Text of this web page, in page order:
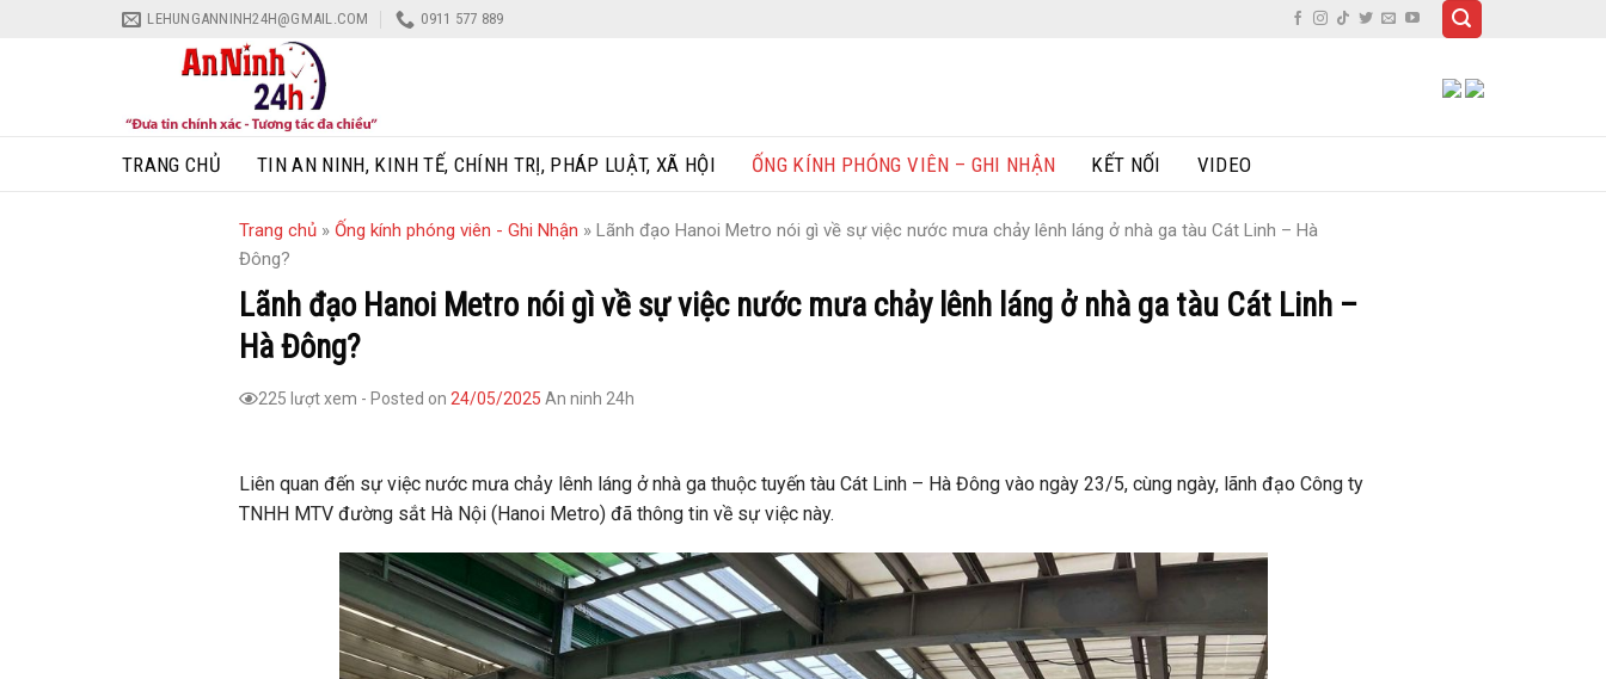
LEHUNGANNINH24H@GMAIL.COM 0911 577 889
TRANG CHỦ TIN AN NINH, KINH TẾ, CHÍNH TRỊ, PHÁP LUẬT, XÃ HỘI ỐNG KÍNH PHÓNG VIÊN – GHI NHẬN KẾT NỐI VIDEO
Trang chủ» Ống kính phóng viên - Ghi Nhận » Lãnh đạo Hanoi Metro nói gì về sự việc nước mưa chảy lênh láng ở nhà ga tàu Cát Linh – Hà
Đông?
Lãnh đạo Hanoi Metro nói gì về sự việc nước mưa chảy lênh láng ở nhà ga tàu Cát Linh –
Hà Đông?
225 lượt xem - Posted on 24/05/2025 An ninh 24h
Liên quan đến sự việc nước mưa chảy lênh láng ở nhà ga thuộc tuyến tàu Cát Linh – Hà Đông vào ngày 23/5, cùng ngày, lãnh đạo Công ty
TNHH MTV đường sắt Hà Nội (Hanoi Metro) đã thông tin về sự việc này.